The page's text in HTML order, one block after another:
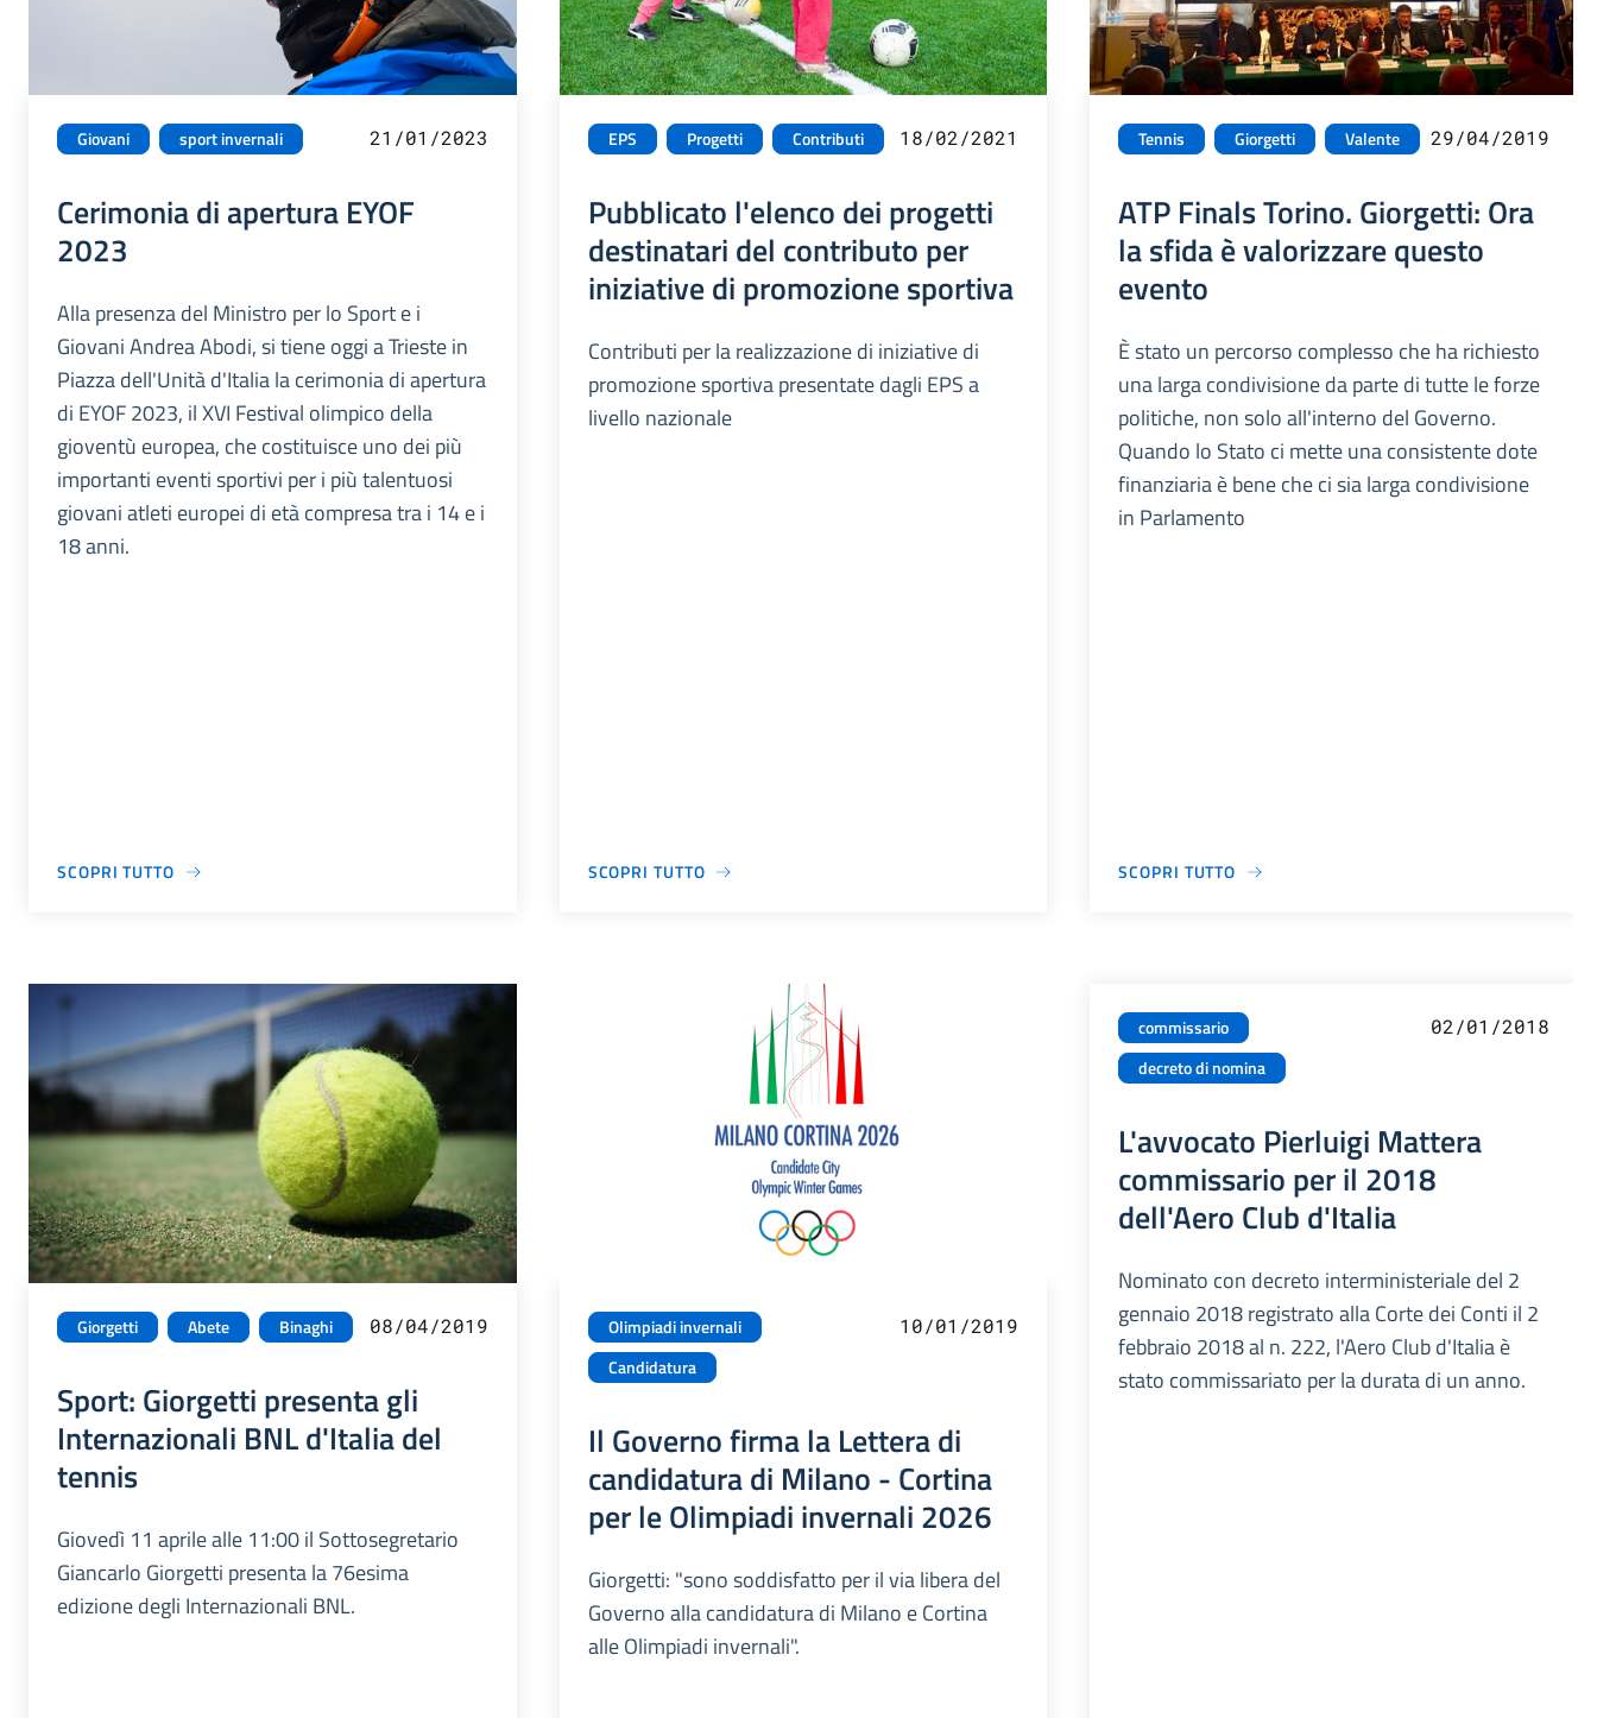
Giovani sport invernali 21/01/2023
Cerimonia di apertura EYOF
2023
Alla presenza del Ministro per lo Sport e i
Giovani Andrea Abodi, si tiene oggi a Trieste in
Piazza dell'Unità d'Italia la cerimonia di apertura
di EYOF 2023, il XVI Festival olimpico della
gioventù europea, che costituisce uno dei più
importanti eventi sportivi per i più talentuosi
giovani atleti europei di età compresa tra i 14 e i
18 anni.
SCOPRI TUTTO
EPS Progetti Contributi 18/02/2021
Pubblicato l'elenco dei progetti
destinatari del contributo per
iniziative di promozione sportiva
Contributi per la realizzazione di iniziative di
promozione sportiva presentate dagli EPS a
livello nazionale
SCOPRI TUTTO
Tennis Giorgetti Valente 29/04/2019
ATP Finals Torino. Giorgetti: Ora
la sfida è valorizzare questo
evento
È stato un percorso complesso che ha richiesto
una larga condivisione da parte di tutte le forze
politiche, non solo all'interno del Governo.
Quando lo Stato ci mette una consistente dote
finanziaria è bene che ci sia larga condivisione
in Parlamento
SCOPRI TUTTO
Giorgetti Abete Binaghi 08/04/2019
Sport: Giorgetti presenta gli
Internazionali BNL d'Italia del
tennis
Giovedì 11 aprile alle 11:00 il Sottosegretario
Giancarlo Giorgetti presenta la 76esima
edizione degli Internazionali BNL.
Olimpiadi invernali
Candidatura
10/01/2019
Il Governo firma la Lettera di
candidatura di Milano - Cortina
per le Olimpiadi invernali 2026
Giorgetti: "sono soddisfatto per il via libera del
Governo alla candidatura di Milano e Cortina
alle Olimpiadi invernali".
commissario
decreto di nomina
02/01/2018
L'avvocato Pierluigi Mattera
commissario per il 2018
dell'Aero Club d'Italia
Nominato con decreto interministeriale del 2
gennaio 2018 registrato alla Corte dei Conti il 2
febbraio 2018 al n. 222, l'Aero Club d'Italia è
stato commissariato per la durata di un anno.